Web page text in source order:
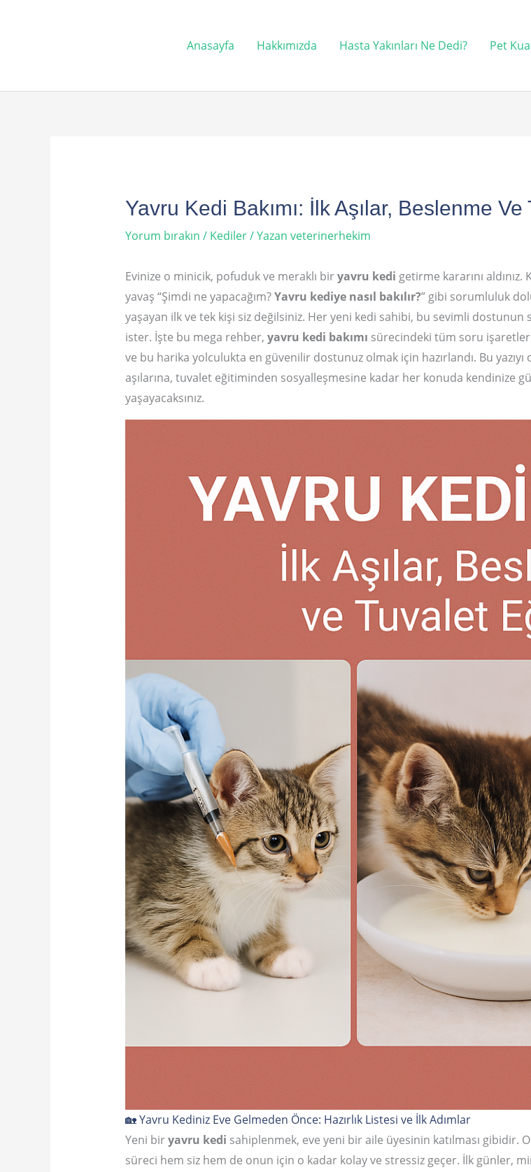
Anasayfa
Hakkımızda Hasta Yakınları Ne Dedi? Pet
Yavru Kedi Bakımı: İlk Aşılar, Beslenme
Yorum bırakın / Kediler/ Yazan veterinerhekim
Evinize o minicik, pofuduk ve meraklı biryavru kedi getirme kararını
yavaş “Şimdi ne yapacağım?Yavru kediye nasıl bakılır?” gibi sorumluluk
yaşayan ilk ve tek kişi siz değilsiniz. Her yeni kedi sahibi, bu sevimli
ister. İşte bu mega rehber, yavru kedi bakımı sürecindeki tüm soru
ve bu harika yolculukta en güvenilir dostunuz olmak için hazırlandı. Bu
aşılarına, tuvalet eğitiminden sosyalleşmesine kadar her konuda kendinize
yaşayacaksınız.
🏡 Yavru Kediniz Eve Gelmeden Önce: Hazırlık Listesi ve İlk Adımlar
Yeni biryavru kedi sahiplenmek, eve yeni bir aile üyesinin katılması gibidir.
süreci hem siz hem de onun için o kadar kolay ve stressiz geçer. İlk günler,